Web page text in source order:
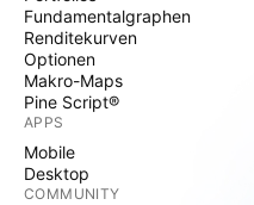
Fundamentalgraphen
Renditekurven
Optionen
Makro-Maps
Pine Script®
APPS
Mobile
Desktop
COMMUNITY